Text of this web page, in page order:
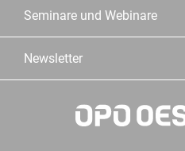
Seminare und Webinare
Newsletter